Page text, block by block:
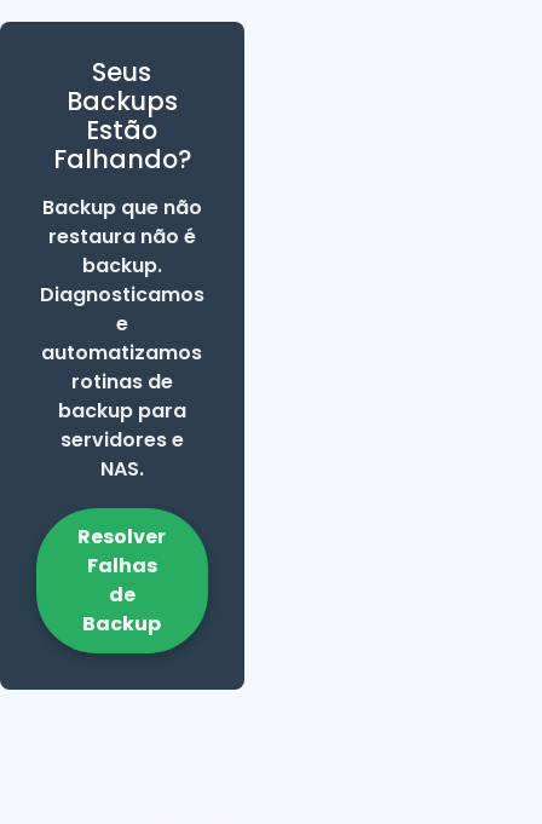
Seus
Backups
Estão
Falhando?
Backup que não
restaura não é
backup.
Diagnosticamos
e
automatizamos
rotinas de
backup para
servidores e
NAS.
Resolver
Falhas
de
Backup